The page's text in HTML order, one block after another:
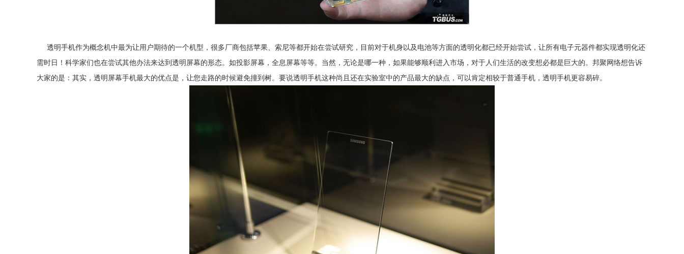
透明手机作为概念机中最为让用户期待的一个机型，很多厂商包括苹果、索尼等都开始在尝试研究，目前对于机身以及电池等方面的透明化都已经开始尝试，让所有电子元器件都实现透明化还
需时日！科学家们也在尝试其他办法来达到透明屏幕的形态。如投影屏幕，全息屏幕等等。当然，无论是哪一种，如果能够顺利进入市场，对于人们生活的改变想必都是巨大的。邦聚网络想告诉
大家的是：其实，透明屏幕手机最大的优点是，让您走路的时候避免撞到树。要说透明手机这种尚且还在实验室中的产品最大的缺点，可以肯定相较于普通手机，透明手机更容易碎。